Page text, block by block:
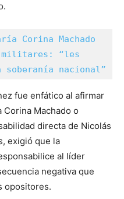
Corina Machado
militares: “les
nacional”
fue enfático al afirmar
Machado o
directa de Nicolás
exigió que la
al líder
negativa que
opositores.